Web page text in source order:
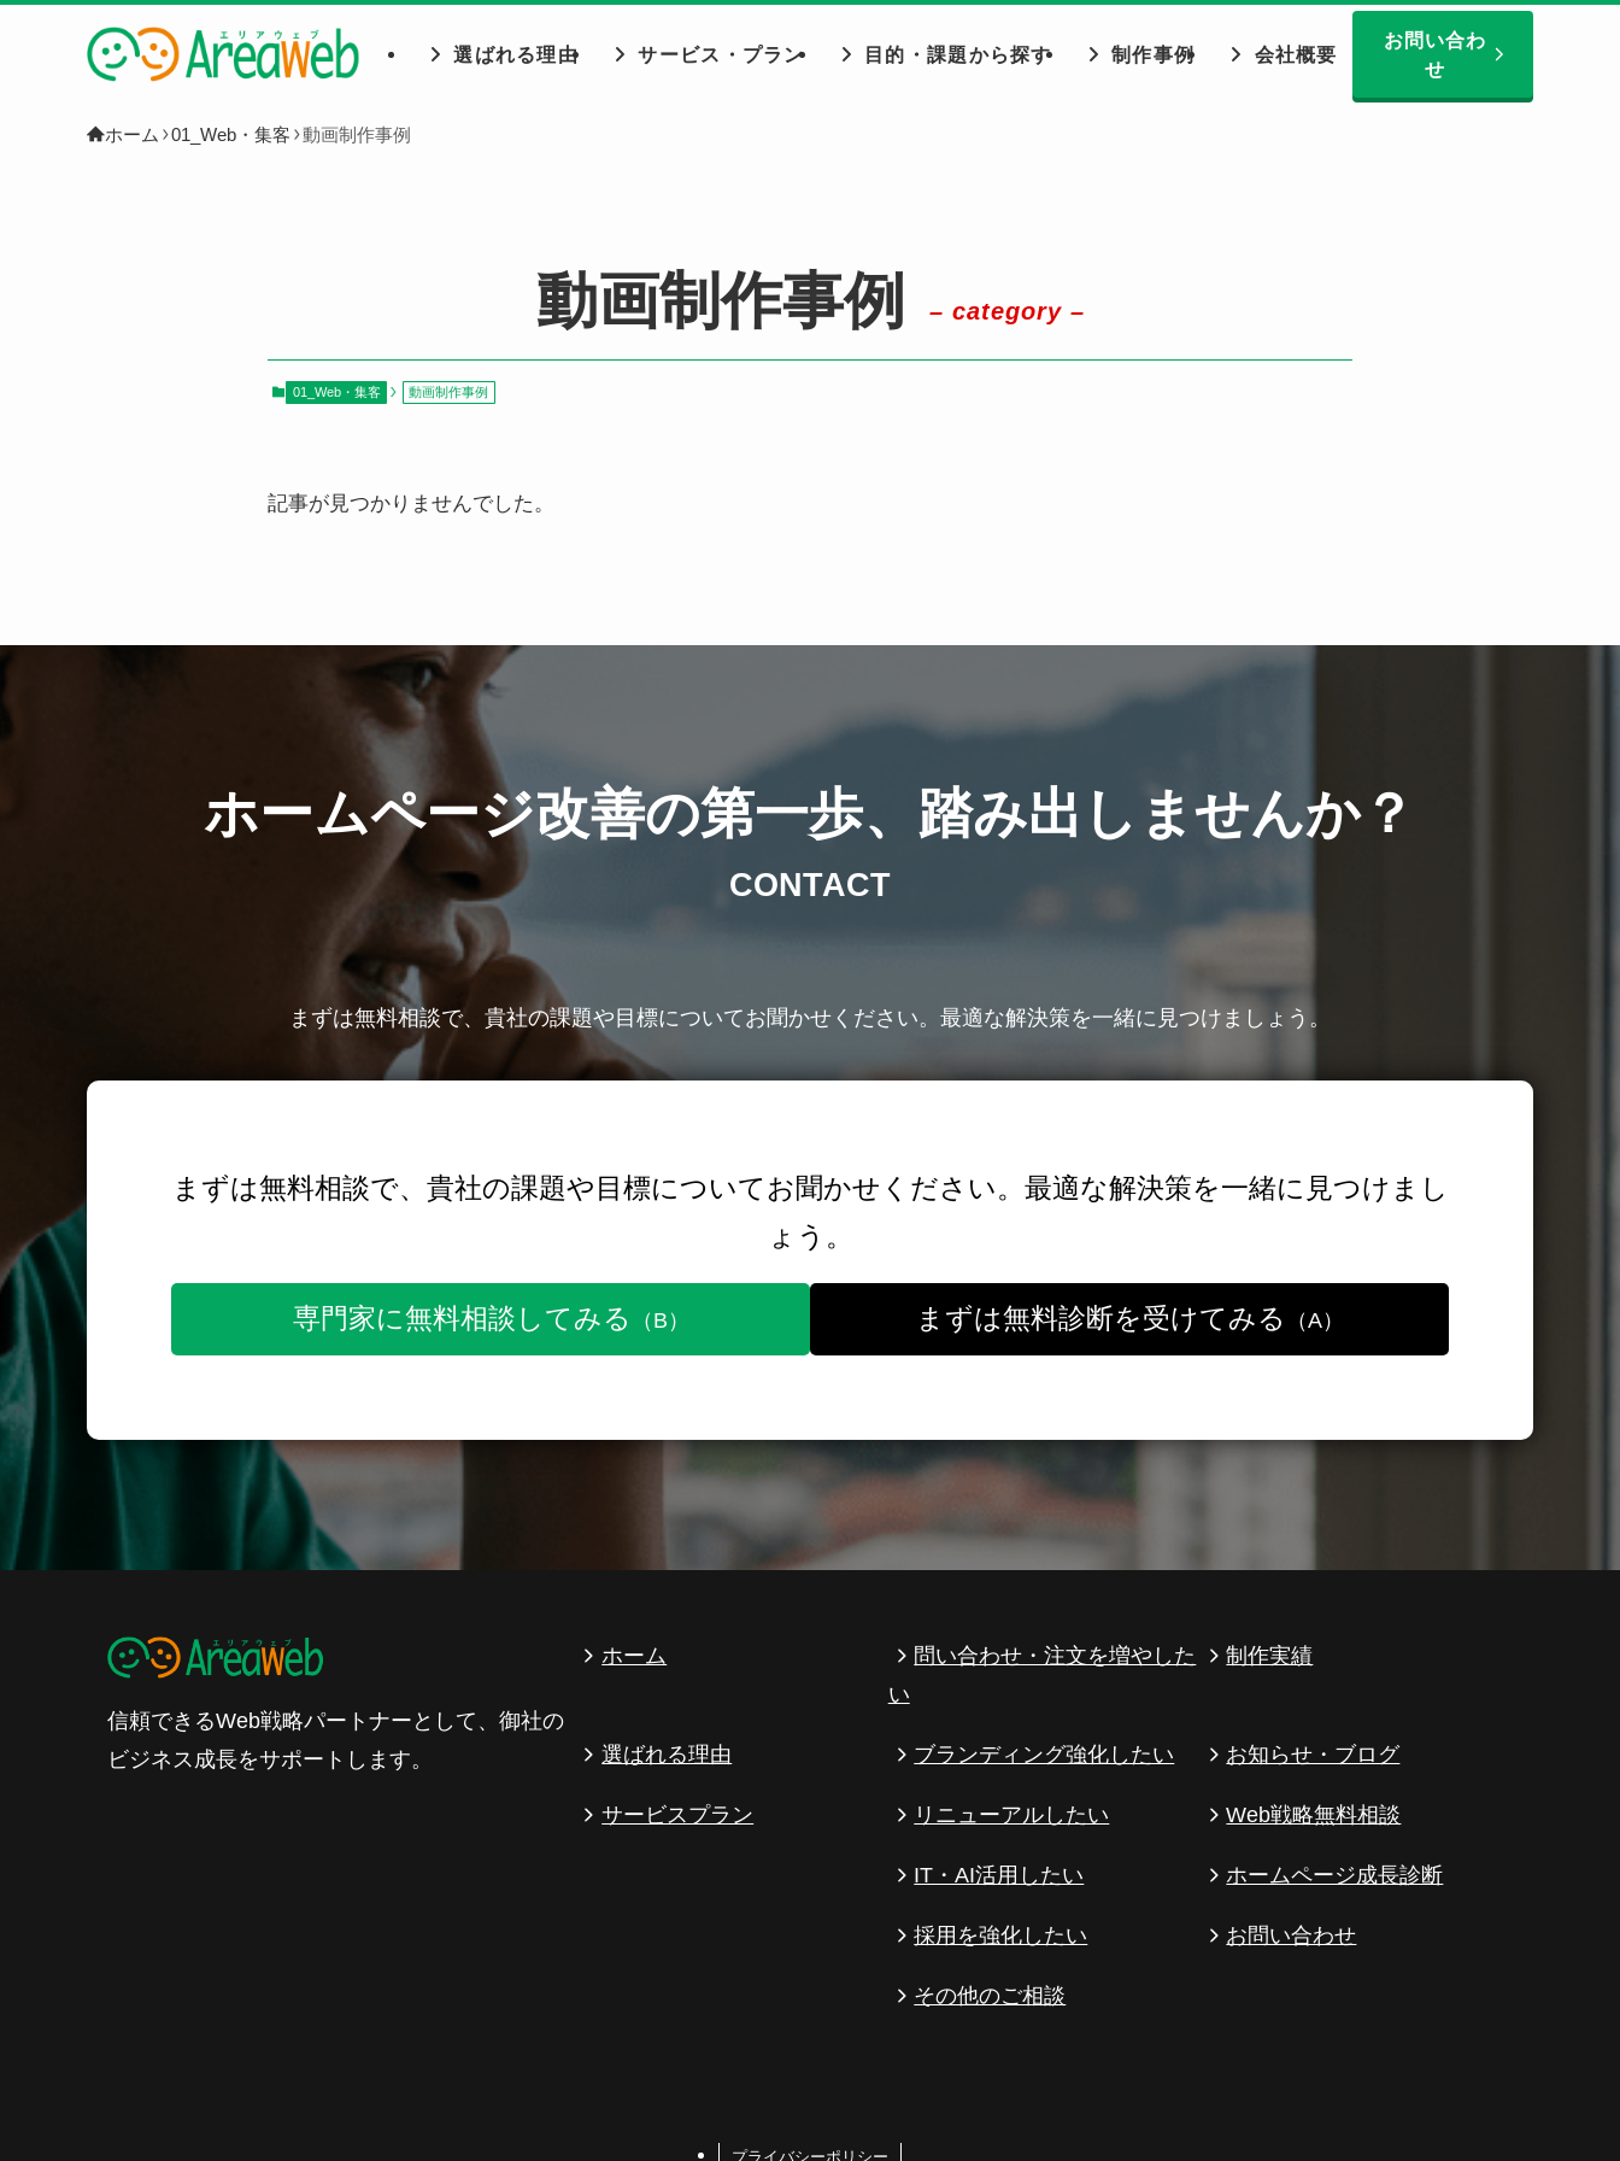
選ばれる理由 サービス・プラン 目的・課題から探す 制作事例 会社概要
お問い合わ
せ
ホーム 01_Web・集客 動画制作事例
動画制作事例 – category –
01_Web・集客 動画制作事例
記事が見つかりませんでした。
ホームページ改善の第一歩、踏み出しませんか？
CONTACT
まずは無料相談で、貴社の課題や目標についてお聞かせください。最適な解決策を一緒に見つけましょう。
まずは無料相談で、貴社の課題や目標についてお聞かせください。最適な解決策を一緒に見つけまし
ょう。
専門家に無料相談してみる （B） まずは無料診断を受けてみる （A）
信頼できるWeb戦略パートナーとして、御社の
ビジネス成長をサポートします。
ホーム
問い合わせ・注文を増やした
い
制作実績
選ばれる理由 ブランディング強化したい お知らせ・ブログ
サービスプラン リニューアルしたい
IT・AI活用したい
採用を強化したい
その他のご相談
Web戦略無料相談
ホームページ成長診断
お問い合わせ
プライバシーポリシー